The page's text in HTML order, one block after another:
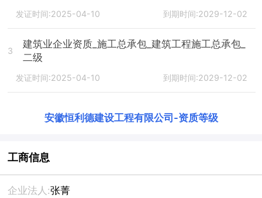
发证时间:2025-04-10 到期时间:2029-12-02
3
建筑业企业资质_施工总承包_建筑工程施工总承包_
二级
发证时间:2025-04-10 到期时间:2029-12-02
安徽恒利德建设工程有限公司 -资质等级
工商信息
企业法人:张菁